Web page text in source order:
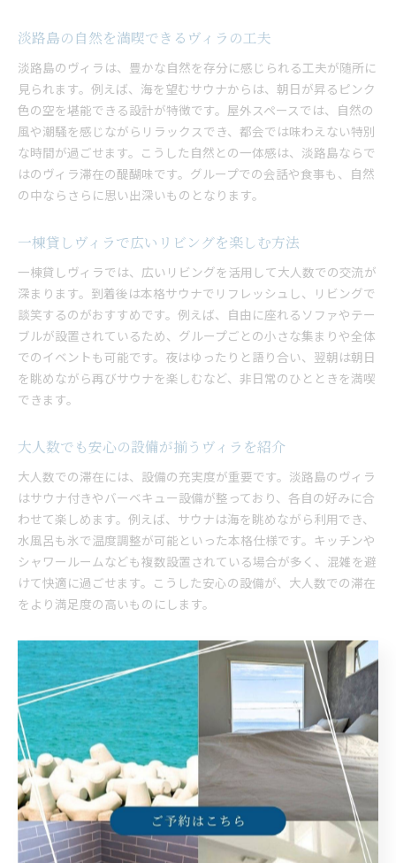
淡路島の自然を満喫できるヴィラの工夫
淡路島のヴィラは、豊かな自然を存分に感じられる工夫が随所に
見られます。例えば、海を望むサウナからは、朝日が昇るピンク
色の空を堪能できる設計が特徴です。屋外スペースでは、自然の
風や潮騒を感じながらリラックスでき、都会では味わえない特別
な時間が過ごせます。こうした自然との一体感は、淡路島ならで
はのヴィラ滞在の醍醐味です。グループでの会話や食事も、自然
の中ならさらに思い出深いものとなります。
一棟貸しヴィラで広いリビングを楽しむ方法
一棟貸しヴィラでは、広いリビングを活用して大人数での交流が
深まります。到着後は本格サウナでリフレッシュし、リビングで
談笑するのがおすすめです。例えば、自由に座れるソファやテー
ブルが設置されているため、グループごとの小さな集まりや全体
でのイベントも可能です。夜はゆったりと語り合い、翌朝は朝日
を眺めながら再びサウナを楽しむなど、非日常のひとときを満喫
できます。
大人数でも安心の設備が揃うヴィラを紹介
大人数での滞在には、設備の充実度が重要です。淡路島のヴィラ
はサウナ付きやバーベキュー設備が整っており、各自の好みに合
わせて楽しめます。例えば、サウナは海を眺めながら利用でき、
水風呂も氷で温度調整が可能といった本格仕様です。キッチンや
シャワールームなども複数設置されている場合が多く、混雑を避
けて快適に過ごせます。こうした安心の設備が、大人数での滞在
をより満足度の高いものにします。
バーベキューが盛り上がるヴィラの選び方
バーベキューを楽しみたい場合は、専用設備や広い屋外スペース
があるヴィラを選ぶのがポイントです。淡路島のヴィラには、グ
ループでゆったりと食事ができるテラスやバーベキューコンロが
用意されているところも多く、非日常のアウトドア体験ができま
す。例えば、サウナで汗を流した後に、みんなでバーベキューを
囲みながら地元食材を味わう流れが定番です。設備の充実度を確
認し、人数に合った広さのスペースを選ぶことで、盛り上がるひ
とときを演出できます。